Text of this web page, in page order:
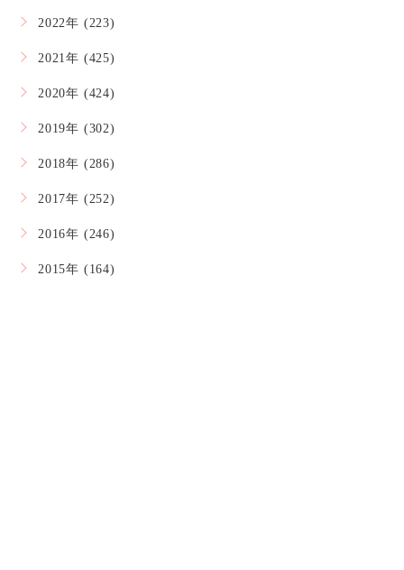
2022年 (223)
2021年 (425)
2020年 (424)
2019年 (302)
2018年 (286)
2017年 (252)
2016年 (246)
2015年 (164)